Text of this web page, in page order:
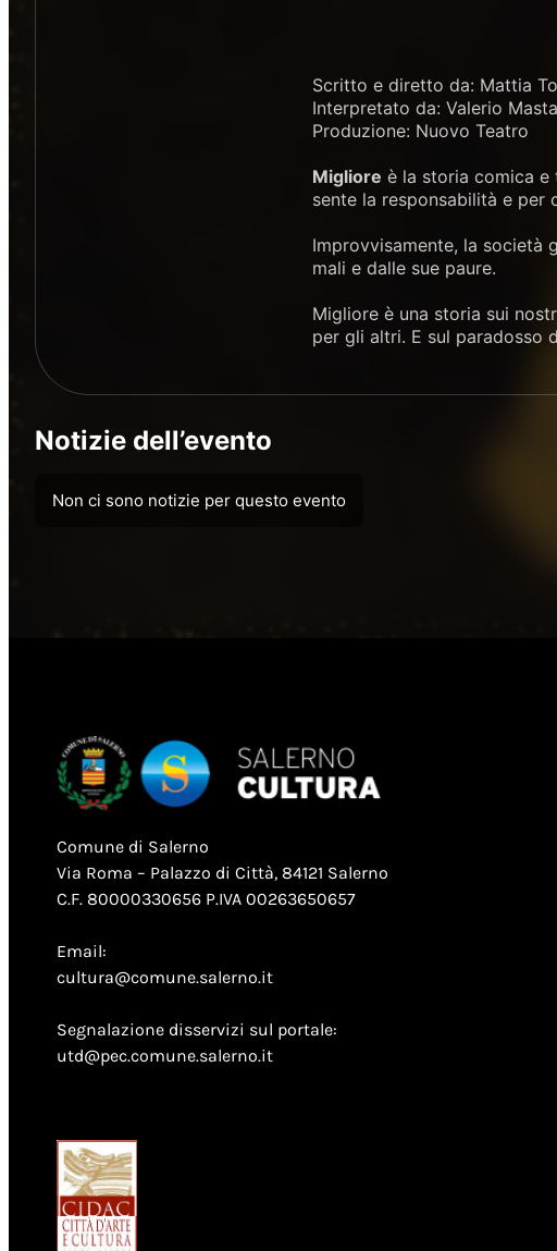
Scritto e diretto da: Mattia
Interpretato da: Valerio
Produzione: Nuovo Teatro
Migliore è la storia comica e
sente la responsabilità e per
Improvvisamente, la società
mali e dalle sue paure.
Migliore è una storia sui
per gli altri. E sul paradosso
Notizie dell’evento
Non ci sono notizie per questo evento
Comune di Salerno
Via Roma – Palazzo di Città, 84121 Salerno
C.F. 80000330656 P.IVA 00263650657
Email:
cultura@comune.salerno.it
Segnalazione disservizi sul portale:
utd@pec.comune.salerno.it